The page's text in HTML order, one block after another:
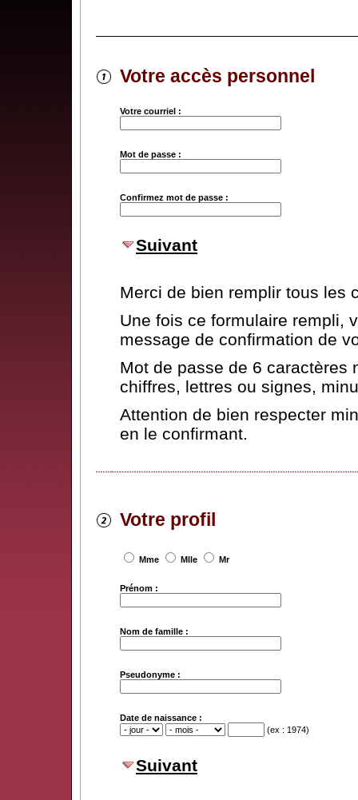
Votre accès personnel
Votre courriel :
Mot de passe :
Confirmez mot de passe :
Suivant
Merci de bien remplir tous les
Une fois ce formulaire rempli,
message de confirmation de
Mot de passe de 6 caractères
chiffres, lettres ou signes,
Attention de bien respecter
en le confirmant.
Votre profil
Mme Mlle Mr
Prénom :
Nom de famille :
Pseudonyme :
Date de naissance :
(ex : 1974)
Suivant